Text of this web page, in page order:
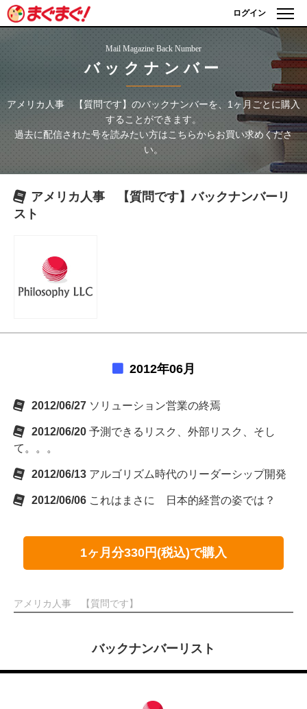
ログイン
Mail Magazine Back Number
バックナンバー
アメリカ人事 【質問です】 のバックナンバーを、1ヶ月ごとに購入
することができます。
過去に配信された号を読みたい方はこちらからお買い求めくださ
い。
アメリカ人事 【質問です】バックナンバーリ
スト
2012年06月
2012/06/27 ソリューション営業の終焉
2012/06/20 予測できるリスク、外部リスク、そし
て。。。
2012/06/13 アルゴリズム時代のリーダーシップ開発
2012/06/06 これはまさに 日本的経営の姿では？
1ヶ月分330円(税込)で購入
アメリカ人事 【質問です】
バックナンバーリスト